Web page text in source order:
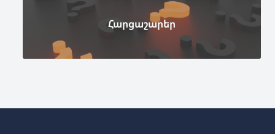
Հարցաշարեր